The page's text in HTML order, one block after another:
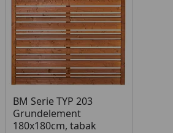
BM Serie TYP 203
Grundelement
180x180cm, tabak